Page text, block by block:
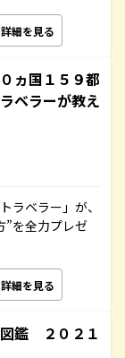
詳細を見る
ヵ国１５９都
ベラーが教え
ラベラー」が、
”を全力プレゼ
詳細を見る
鑑 ２０２１